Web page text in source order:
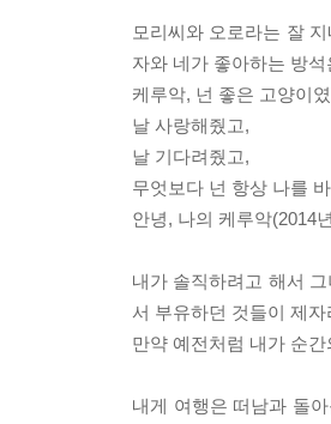
모리씨와 오로라는 잘
자와 네가 좋아하는 방
케루악, 넌 좋은 고양이
날 사랑해줬고,
날 기다려줬고,
무엇보다 넌 항상 나를
안녕, 나의 케루악(2014
내가 솔직하려고 해서
서 부유하던 것들이 제
만약 예전처럼 내가 순
내게 여행은 떠남과 돌